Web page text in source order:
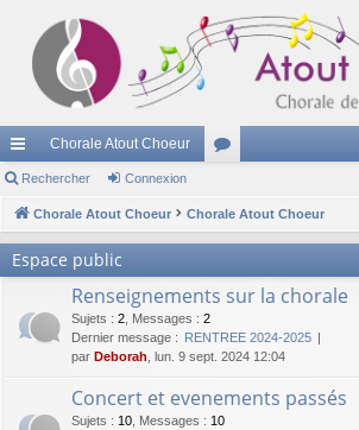
cc
ès
de
Chorale Atout Choeur
u
Rechercher Connexion
Chorale Atout Choeur Chorale Atout Choeur
Espace public
Renseignements sur la chorale
Sujets : 2 Messages : 2
Dernier message : RENTREE 2024-2025
par Deborah , lun. 9 sept. 2024 12:04
Concert et evenements passés
Sujets : 10 Messages : 10